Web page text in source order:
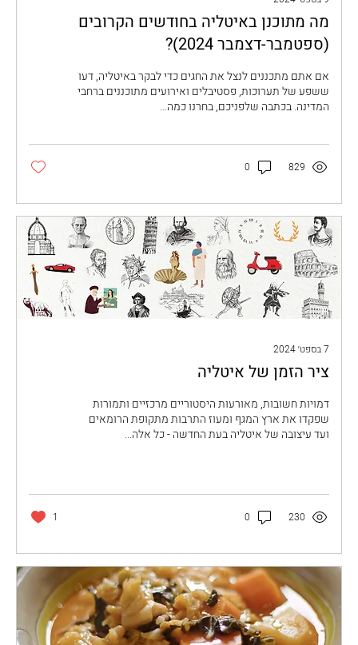
מה מתוכנן באיטליה בחודשים הקרובים
(ספטמבר-דצמבר 2024)?
אם אתם מתכננים לנצל את החגים כדי לבקר באיטליה, דעו
ששפע של תערוכות, פסטיבלים ואירועים מתוכננים ברחבי
המדינה. בכתבה שלפניכם, בחרנו כמה...
829
0
7 בספט׳ 2024
ציר הזמן של איטליה
דמויות חשובות, מאורעות היסטוריים מרכזיים ותמורות
שפקדו את ארץ המגף ומעוז התרבות מתקופת הרומאים
ועד עיצובה של איטליה בעת החדשה - כל אלה...
230
0
1